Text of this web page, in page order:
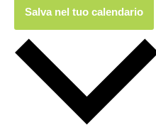
Salva nel tuo calendario